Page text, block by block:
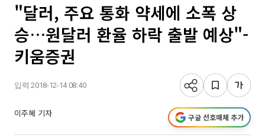
"달러, 주요 통화 약세에 소폭 상
승…원달러 환율 하락 출발 예상"-
키움증권
입력 2018-12-14 08:40
이주혜 기자 구글 선호매체 추가